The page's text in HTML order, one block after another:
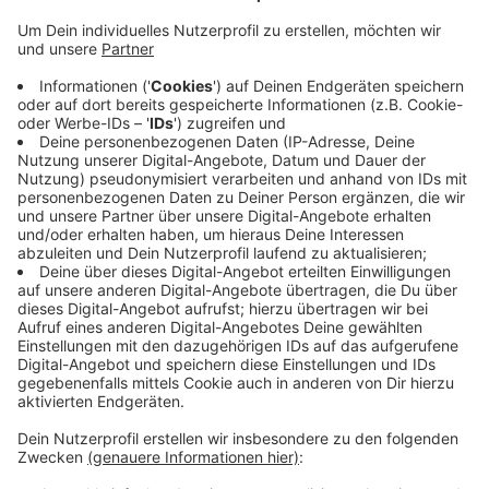
gesprochen. Heute nun sagt Krisenstabsleiter
Johannes Slawig, Beschäftigte der WSW würden
die Einhaltung der Maskenpflicht genauso
kontrollieren wie ein externer Dienstleister, das
Ordnungsamt und die Wupper Scouts. In Bussen,
Bahnen und Schwebebahnen muss eine FFP2-
Maske getragen werden. Die Busfahrerinnen und
Busfahrer müssen die Maskenpflicht nicht
kontrollieren.
Veröffentlicht:Donnerstag, 29.04.2021 16:20
Anzeige